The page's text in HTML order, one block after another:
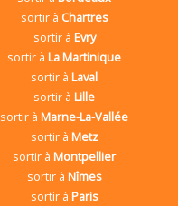
sortir à Chartres
sortir à Evry
sortir àLa Martinique
sortir àLaval
sortir àLille
sortir àMarne-La-Vallée
sortir à Metz
sortir àMontpellier
sortir à Nîmes
sortir à Paris